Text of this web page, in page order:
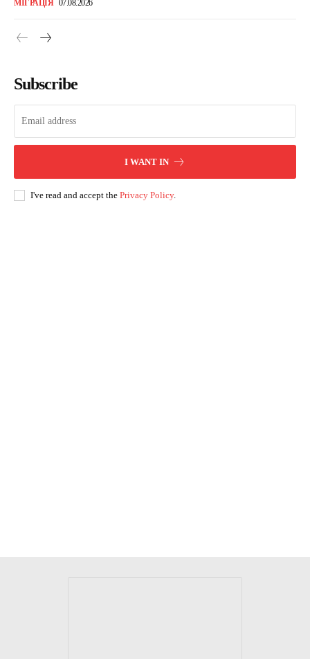
МІГРАЦІЯ 07.08.2026
Subscribe
I WANT IN
I've read and accept the Privacy Policy.